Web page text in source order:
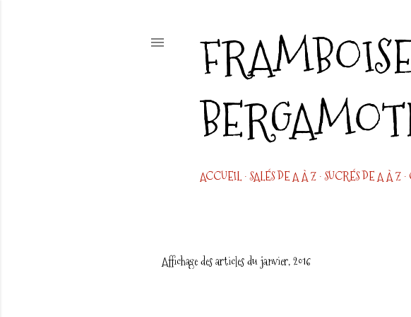
ACCUEIL SALÉS DE A À Z SUCRÉS DE A À Z
Affichage des articles du janvier, 2016